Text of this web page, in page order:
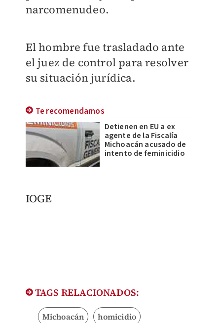
narcomenudeo.
El hombre fue trasladado ante
el juez de control para resolver
su situación jurídica.
Te recomendamos
Detienen en EU a ex
agente de la Fiscalía
Michoacán acusado de
intento de feminicidio
IOGE
TAGS RELACIONADOS:
Michoacán homicidio